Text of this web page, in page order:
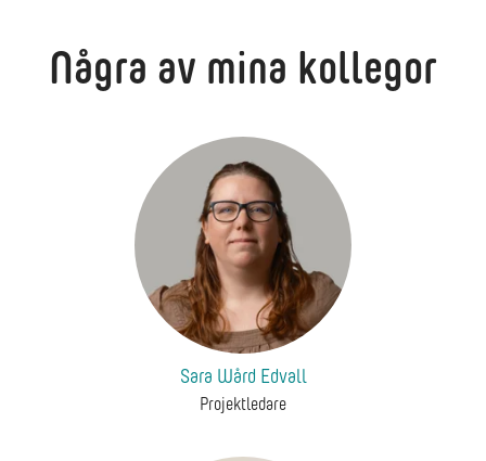
Några av mina kollegor
Sara Wård Edvall
Projektledare